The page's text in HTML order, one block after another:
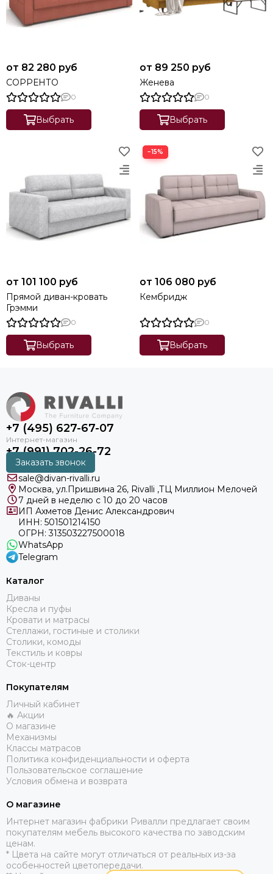
от 82 280 руб
СОРРЕНТО
0
Выбрать
от 89 250 руб
Женева
0
Выбрать
от 101 100 руб
Прямой диван-кровать
Грэмми
0
Выбрать
−15%
от 106 080 руб
Кембридж
0
Выбрать
+7 (495) 627-67-07
+7 (991) 702-26-72
Заказать звонок
sale@divan-rivalli.ru
Москва, ул.Пришвина 26, Rivalli ,ТЦ Миллион Мелочей
7 дней в неделю с 10 до 20 часов
ИП Ахметов Денис Александрович
ИНН: 501501214150
ОГРН: 313503227500018
WhatsApp
Telegram
Каталог
Диваны
Кресла и пуфы
Кровати и матрасы
Стеллажи, гостиные и столики
Столики, комоды
Текстиль и ковры
Сток-центр
Покупателям
Личный кабинет
🔥 Акции
О магазине
Механизмы
Классы матрасов
Политика конфиденциальности и оферта
Пользовательское соглашение
Условия обмена и возврата
О магазине
​Интернет магазин фабрики Ривалли предлагает своим
покупателям мебель высокого качества по заводским
ценам.
* Цвета на сайте могут отличаться от реальных из-за
особенностей цветопередачи.